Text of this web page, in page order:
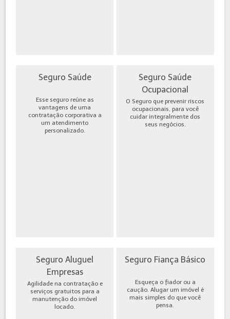
Seguro Saúde
Esse seguro reúne as
vantagens de uma
contratação corporativa a
um atendimento
personalizado.
Seguro Saúde
Ocupacional
O Seguro que prevenir riscos
ocupacionais, para você
cuidar integralmente dos
seus negócios.
Seguro Aluguel
Empresas
Agilidade na contratação e
serviços gratuitos para a
manutenção do imóvel
locado.
Seguro Fiança Básico
Esqueça o fiador ou a
caução. Alugar um imóvel é
mais simples do que você
pensa.